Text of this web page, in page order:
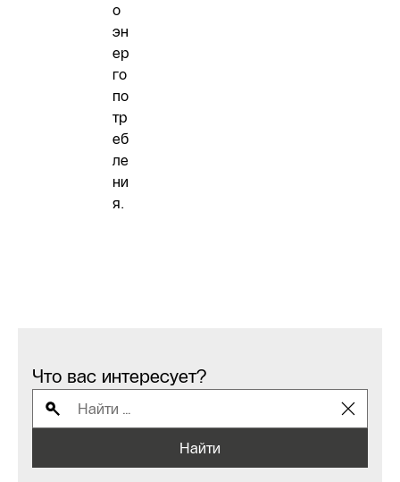
о
эн
ер
го
по
тр
еб
ле
ни
я.
Что вас интересует?
Найти